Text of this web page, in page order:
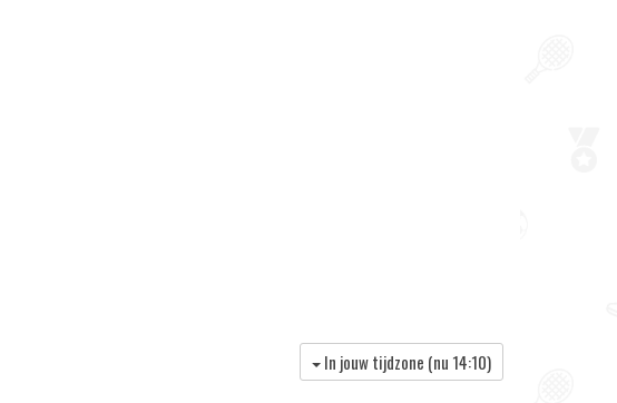
In jouw tijdzone (nu 14:10)